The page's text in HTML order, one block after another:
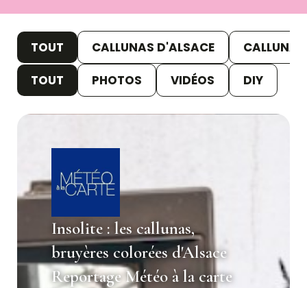
CALLUNAS D'ALSACE
TOUT
PHOTOS
VIDÉOS DIY
TOUT
Insolite : les callunas,
bruyères colorées d'Alsace
Reportage Météo à la carte